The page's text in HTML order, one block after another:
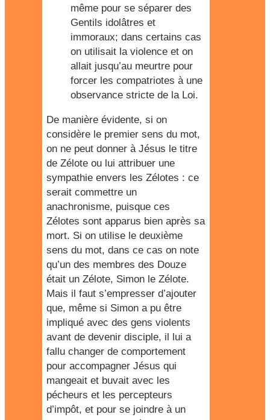
même pour se séparer des
Gentils idolâtres et
immoraux; dans certains cas
on utilisait la violence et on
allait jusqu’au meurtre pour
forcer les compatriotes à une
observance stricte de la Loi.
De manière évidente, si on
considère le premier sens du mot,
on ne peut donner à Jésus le titre
de Zélote ou lui attribuer une
sympathie envers les Zélotes : ce
serait commettre un
anachronisme, puisque ces
Zélotes sont apparus bien après sa
mort. Si on utilise le deuxième
sens du mot, dans ce cas on note
qu’un des membres des Douze
était un Zélote, Simon le Zélote.
Mais il faut s’empresser d’ajouter
que, même si Simon a pu être
impliqué avec des gens violents
avant de devenir disciple, il lui a
fallu changer de comportement
pour accompagner Jésus qui
mangeait et buvait avec les
pécheurs et les percepteurs
d’impôt, et pour se joindre à un